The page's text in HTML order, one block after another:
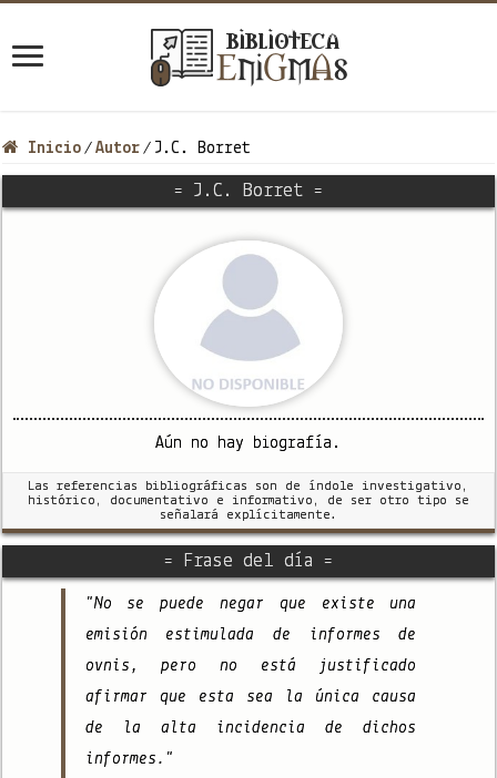
Inicio / Autor / J.C. Borret
= J.C. Borret =
Aún no hay biografía.
Las referencias bibliográficas son de índole investigativo,
histórico, documentativo e informativo, de ser otro tipo se
señalará explícitamente.
= Frase del día =
"No se puede negar que existe una
emisión estimulada de informes de
ovnis, pero no está justificado
afirmar que esta sea la única causa
de la alta incidencia de dichos
informes."